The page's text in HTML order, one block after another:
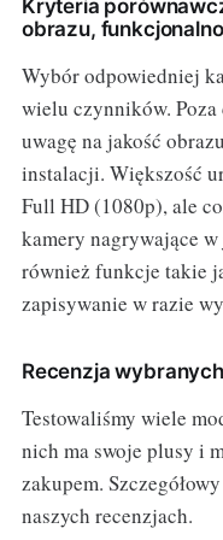
Kryteria
obrazu,
Wybór odpowiedniej
wielu czynników.
uwagę na jakość
instalacji. Większość
Full HD (1080p), ale
kamery nagrywające
również funkcje takie
zapisywanie w razie
Recenzja
Testowaliśmy wiele
nich ma swoje plusy i
zakupem.
naszych recenzjach.